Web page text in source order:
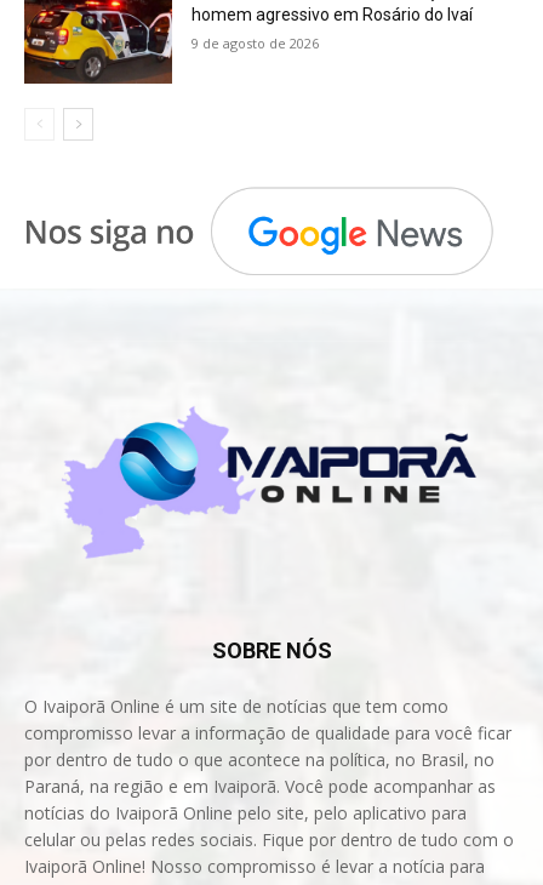
homem agressivo em Rosário do Ivaí
9 de agosto de 2026
SOBRE NÓS
O Ivaiporã Online é um site de notícias que tem como
compromisso levar a informação de qualidade para você ficar
por dentro de tudo o que acontece na política, no Brasil, no
Paraná, na região e em Ivaiporã. Você pode acompanhar as
notícias do Ivaiporã Online pelo site, pelo aplicativo para
celular ou pelas redes sociais. Fique por dentro de tudo com o
Ivaiporã Online! Nosso compromisso é levar a notícia para